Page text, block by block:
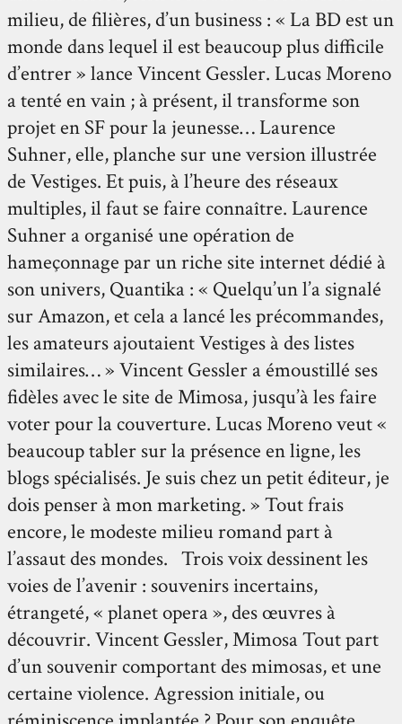
milieu, de filières, d’un business : « La BD est un
monde dans lequel il est beaucoup plus difficile
d’entrer » lance Vincent Gessler. Lucas Moreno
a tenté en vain ; à présent, il transforme son
projet en SF pour la jeunesse… Laurence
Suhner, elle, planche sur une version illustrée
de Vestiges. Et puis, à l’heure des réseaux
multiples, il faut se faire connaître. Laurence
Suhner a organisé une opération de
hameçonnage par un riche site internet dédié à
son univers, Quantika : « Quelqu’un l’a signalé
sur Amazon, et cela a lancé les précommandes,
les amateurs ajoutaient Vestiges à des listes
similaires… » Vincent Gessler a émoustillé ses
fidèles avec le site de Mimosa, jusqu’à les faire
voter pour la couverture. Lucas Moreno veut «
beaucoup tabler sur la présence en ligne, les
blogs spécialisés. Je suis chez un petit éditeur, je
dois penser à mon marketing. » Tout frais
encore, le modeste milieu romand part à
l’assaut des mondes. Trois voix dessinent les
voies de l’avenir : souvenirs incertains,
étrangeté, « planet opera », des œuvres à
découvrir. Vincent Gessler, Mimosa Tout part
d’un souvenir comportant des mimosas, et une
certaine violence. Agression initiale, ou